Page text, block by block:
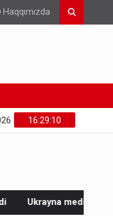
Haqqımızda
16:29:12
Qurbandan nələr yazdı?